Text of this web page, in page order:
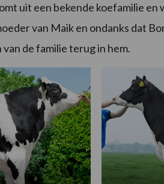
uit een bekende koefamilie en
van Maik en ondanks dat
de familie terug in hem.